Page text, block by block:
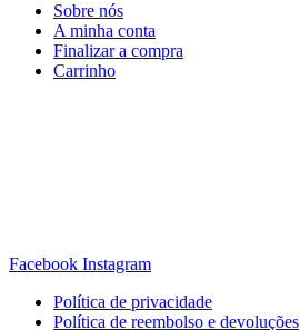
Sobre nós
A minha conta
Finalizar a compra
Carrinho
Facebook Instagram
Política de privacidade
Política de reembolso e devoluções